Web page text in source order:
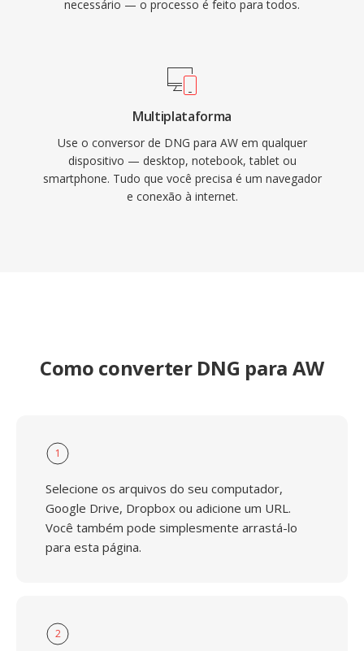
necessário — o processo é feito para todos.
Multiplataforma
Use o conversor de DNG para AW em qualquer
dispositivo — desktop, notebook, tablet ou
smartphone. Tudo que você precisa é um navegador
e conexão à internet.
Como converter DNG para AW
1
Selecione os arquivos do seu computador,
Google Drive, Dropbox ou adicione um URL.
Você também pode simplesmente arrastá-lo
para esta página.
2